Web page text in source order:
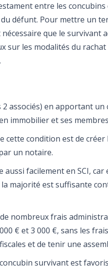
entre les
défunt. Pour mettre un
que le survivant
sur les modalités du
2 associés) en apportant
immobilier et ses
condition est de créer
un notaire.
facilement en SCI,
majorité est suffisante
nombreux frais
€ et 3 000 €, sans les
et de tenir une
survivant est